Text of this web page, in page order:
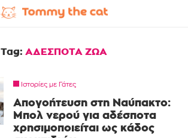
Tag: ΑΔΕΣΠΟΤΑ ΖΩΑ
Ιστορίες με Γάτες
Απογοήτευση στη Ναύπακτο:
Μπολ νερού για αδέσποτα
χρησιμοποιείται ως κάδος